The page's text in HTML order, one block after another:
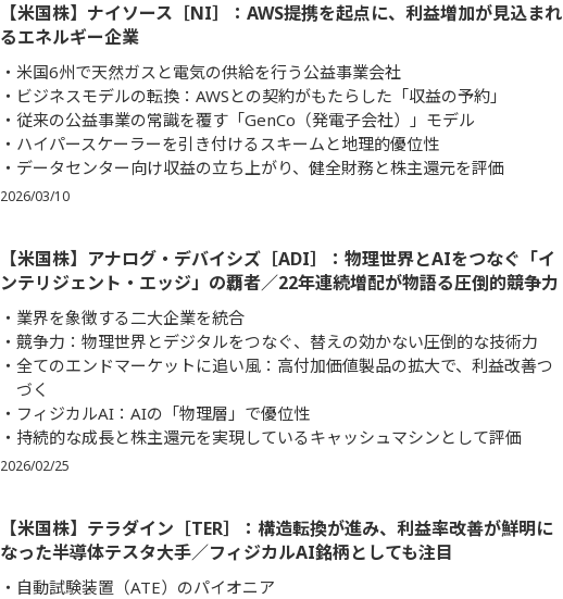
【米国株】ナイソース［NI］：AWS提携を起点に、利益増加が見込まれ
るエネルギー企業
米国6州で天然ガスと電気の供給を行う公益事業会社
ビジネスモデルの転換：AWSとの契約がもたらした「収益の予約」
従来の公益事業の常識を覆す「GenCo（発電子会社）」モデル
ハイパースケーラーを引き付けるスキームと地理的優位性
データセンター向け収益の立ち上がり、健全財務と株主還元を評価
2026/03/10
【米国株】アナログ・デバイシズ［ADI］：物理世界とAIをつなぐ「イ
ンテリジェント・エッジ」の覇者／22年連続増配が物語る圧倒的競争力
業界を象徴する二大企業を統合
競争力：物理世界とデジタルをつなぐ、替えの効かない圧倒的な技術力
全てのエンドマーケットに追い風：高付加価値製品の拡大で、利益改善つ
づく
フィジカルAI：AIの「物理層」で優位性
持続的な成長と株主還元を実現しているキャッシュマシンとして評価
2026/02/25
【米国株】テラダイン［TER］：構造転換が進み、利益率改善が鮮明に
なった半導体テスタ大手／フィジカルAI銘柄としても注目
自動試験装置（ATE）のパイオニア